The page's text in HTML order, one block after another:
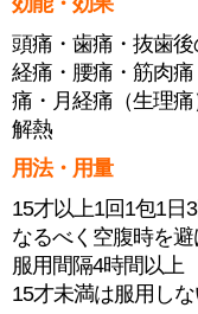
頭痛・歯痛・抜歯
経痛・腰痛・筋肉
痛・月経痛（生理
解熱
用法・用量
15才以上1回1包1日3
なるべく空腹時を避
服用間隔4時間以上
15才未満は服用し